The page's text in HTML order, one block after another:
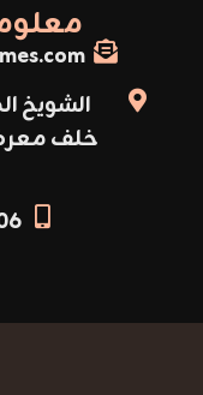
الشويخ
خلف